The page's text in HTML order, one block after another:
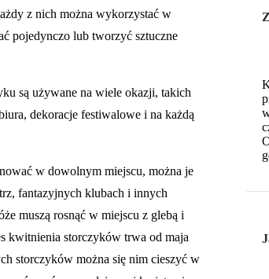
z nich można wykorzystać w
pojedynczo lub tworzyć sztuczne
są używane na wiele okazji, takich
dekoracje festiwalowe i na każdą
w dowolnym miejscu, można je
fantazyjnych klubach i innych
muszą rosnąć w miejscu z glebą i
kwitnienia storczyków trwa od maja
storczyków można się nim cieszyć w